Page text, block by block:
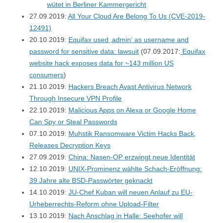
wütet in Berliner Kammergericht
27.09.2019: All Your Cloud Are Belong To Us (CVE-2019-
12491)
20.10.2019: Equifax used ‚admin‘ as username and
password for sensitive data: lawsuit (07.09.2017: Equifax
website hack exposes data for ~143 million US
consumers)
21.10.2019: Hackers Breach Avast Antivirus Network
Through Insecure VPN Profile
22.10.2019: Malicious Apps on Alexa or Google Home
Can Spy or Steal Passwords
07.10.2019: Muhstik Ransomware Victim Hacks Back,
Releases Decryption Keys
27.09.2019: China: Nasen-OP erzwingt neue Identität
12.10.2019: UNIX-Prominenz wählte Schach-Eröffnung:
39 Jahre alte BSD-Passwörter geknackt
14.10.2019: JU-Chef Kuban will neuen Anlauf zu EU-
Urheberrechts-Reform ohne Upload-Filter
13.10.2019: Nach Anschlag in Halle: Seehofer will